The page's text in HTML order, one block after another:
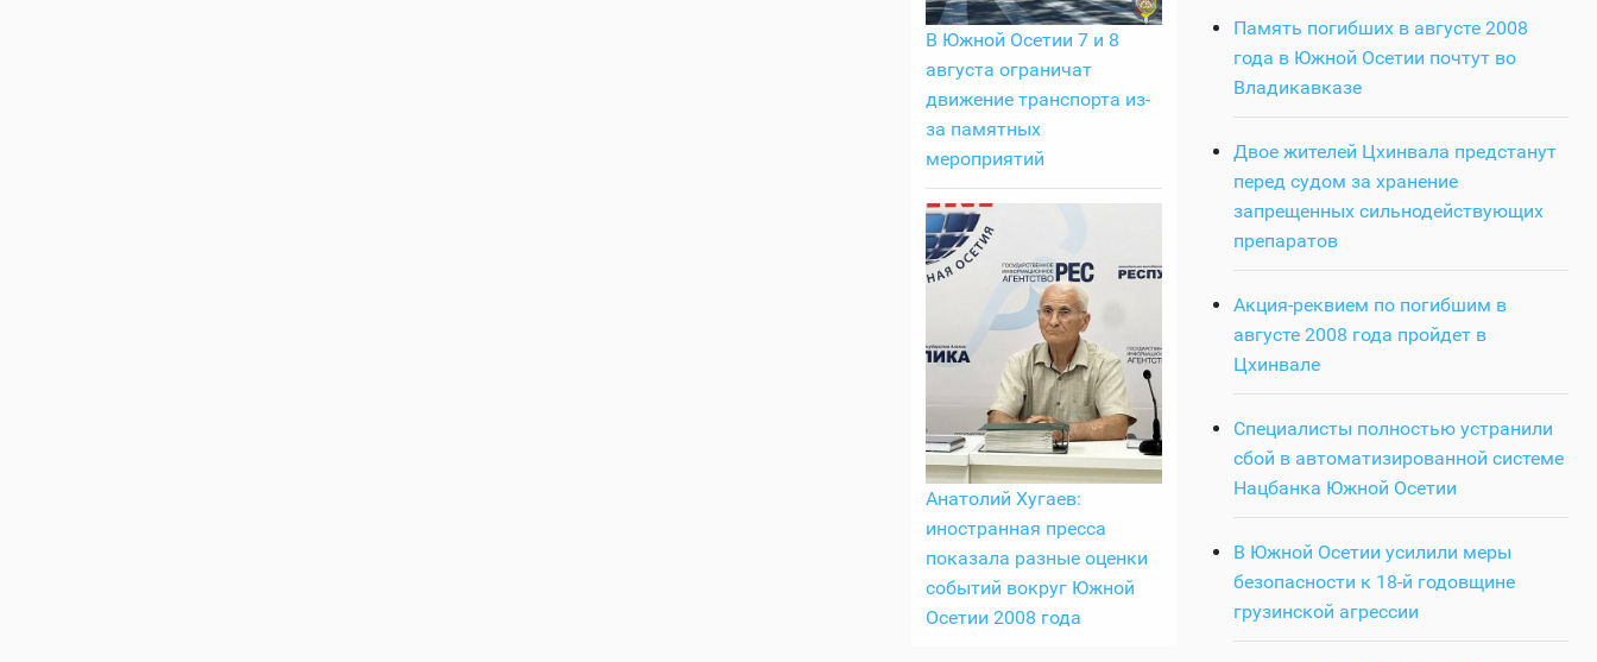
В Южной Осетии 7 и 8
августа ограничат
движение транспорта из-
за памятных
мероприятий
Анатолий Хугаев:
иностранная пресса
показала разные оценки
событий вокруг Южной
Осетии 2008 года
Память погибших в августе 2008
года в Южной Осетии почтут во
Владикавказе
Двое жителей Цхинвала предстанут
перед судом за хранение
запрещенных сильнодействующих
препаратов
Акция-реквием по погибшим в
августе 2008 года пройдет в
Цхинвале
Специалисты полностью устранили
сбой в автоматизированной системе
Нацбанка Южной Осетии
В Южной Осетии усилили меры
безопасности к 18-й годовщине
грузинской агрессии